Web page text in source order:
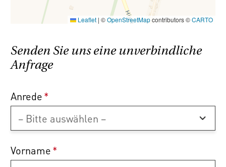
Leaflet | ©OpenStreetMapcontributors ©CARTO
Senden Sie uns eine unverbindliche
Anfrage
Anrede*
Vorname*